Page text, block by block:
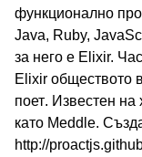
функционално
Java, Ruby,
за него е Elixir.
Elixir обществото
поет. Известен на
като Meddle.
http://